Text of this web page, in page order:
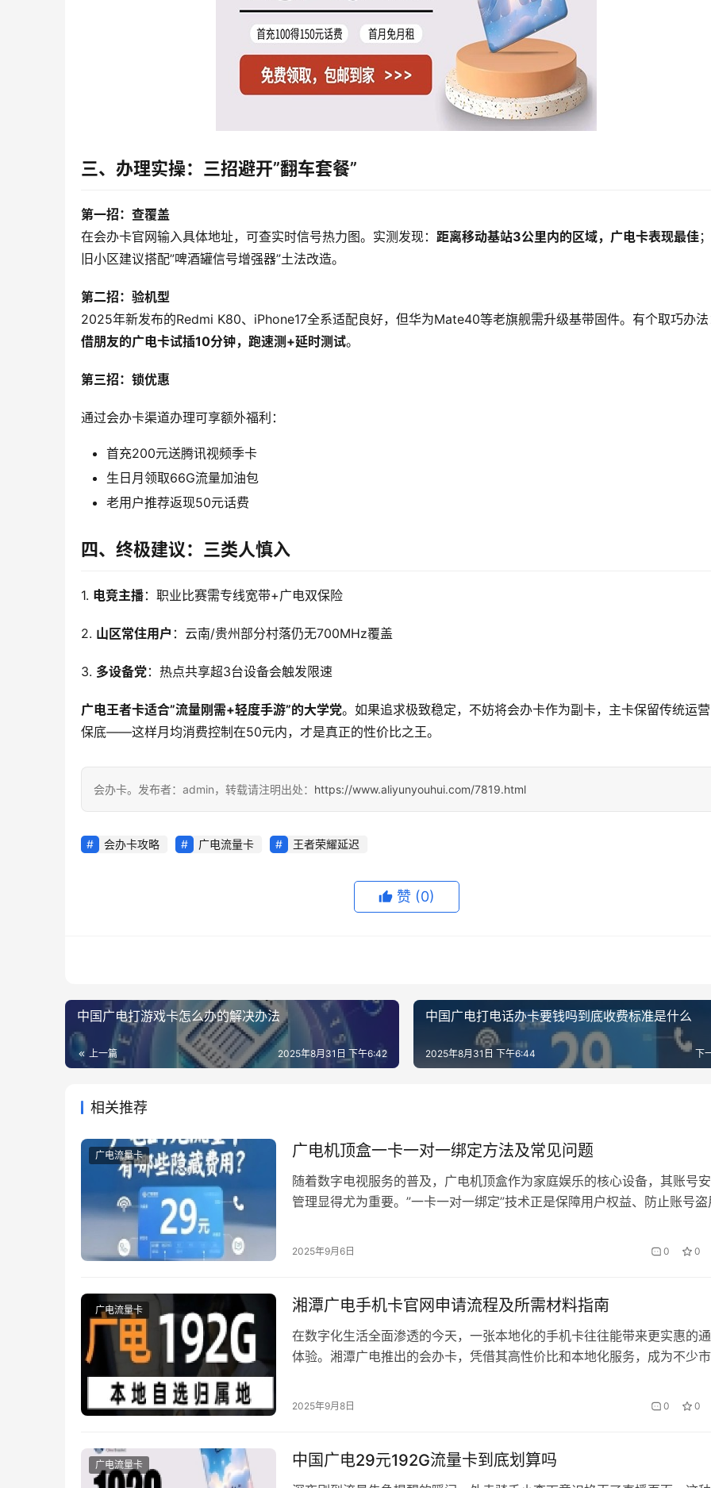
三、办理实操：三招避开”翻车套餐”
第一招：查覆盖
在会办卡官网输入具体地址，可查实时信号热力图。实测发现： 距离移动基站3公里内的区域，广电卡表现最佳
旧小区建议搭配”啤酒罐信号增强器”土法改造。
第二招：验机型
2025年新发布的Redmi K80、iPhone17全系适配良好，但华为Mate40等老旗舰需升级基带固件。有个取巧办
借朋友的广电卡试插10分钟，跑速测+延时测试。
第三招：锁优惠
通过会办卡渠道办理可享额外福利：
首充200元送腾讯视频季卡
生日月领取66G流量加油包
老用户推荐返现50元话费
四、终极建议：三类人慎入
1. 电竞主播：职业比赛需专线宽带+广电双保险
2. 山区常住用户 ：云南/贵州部分村落仍无700MHz覆盖
3. 多设备党：热点共享超3台设备会触发限速
广电王者卡适合”流量刚需+轻度手游”的大学党。如果追求极致稳定，不妨将会办卡作为副卡，主卡保留传统运
保底——这样月均消费控制在50元内，才是真正的性价比之王。
会办卡。发布者：admin，转载请注明出处： https://www.aliyunyouhui.com/7819.html
会办卡攻略 广电流量卡 王者荣耀延迟
赞 (0)
中国广电打游戏卡怎么办的解决办法
上一篇 2025年8月31日 下午6:42
中国广电打电话办卡要钱吗到底收费标准是什么
下
2025年8月31日 下午6:44
相关推荐
广电流量卡 广电机顶盒一卡一对一绑定方法及常见问题
随着数字电视服务的普及，广电机顶盒作为家庭娱乐的核心设备，其账号
管理显得尤为重要。”一卡一对一绑定”技术正是保障用户权益、防止账号盗
明易懂的技术解决方案。本文将系统解析绑定原理、操作流程及常见问题处
2025年9月6日 0 0
广电流量卡 湘潭广电手机卡官网申请流程及所需材料指南
在数字化生活全面渗透的今天，一张本地化的手机卡往往能带来更实惠的
体验。湘潭广电推出的会办卡，凭借其高性价比和本地化服务，成为不少
高效完成办理。 一、为什么选择会办卡？ 会办卡是湘潭广电为本地用户量
2025年9月8日 0 0
广电流量卡 中国广电29元192G流量卡到底划算吗